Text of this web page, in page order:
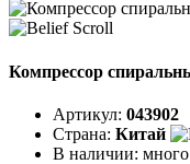
Компрессор
Артикул: 043902
Страна: Китай
В наличии: много